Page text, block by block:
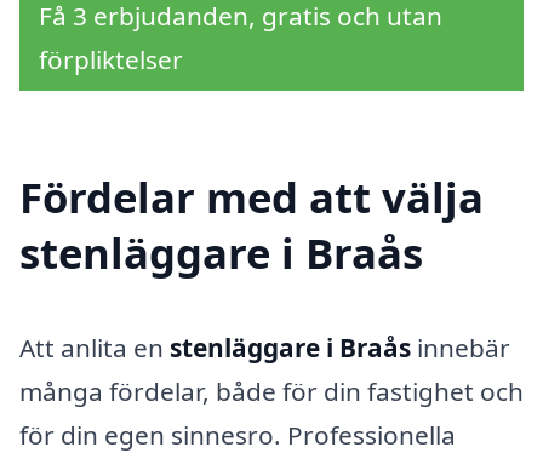
Få 3 erbjudanden, gratis och utan
förpliktelser
Fördelar med att välja
stenläggare i Braås
Att anlita en stenläggare i Braås innebär
många fördelar, både för din fastighet och
för din egen sinnesro. Professionella